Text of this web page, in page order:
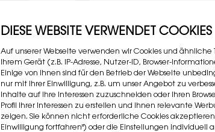
DIESE WEBSITE VERWENDET COOKIES
Auf unserer Webseite verwenden wir Cookies und
Ihrem Gerät (z.B. IP-Adresse, Nutzer-ID, Browser-
Einige von ihnen sind für den Betrieb der Webseite
nur mit Ihrer Einwilligung, z.B. um unser Angebot zu
Inhalte auf Ihre Interessen zuzuschneiden oder Ihren
Profil Ihrer Interessen zu erstellen und Ihnen relevante
zeigen. Sie können nicht erforderliche Cookies
Einwilligung fortfahren") oder die Einstellungen individuell